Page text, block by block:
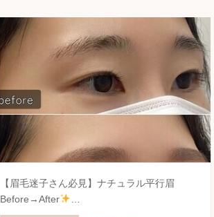
【眉毛迷子さん必見】ナチュラル平行眉
Before→After